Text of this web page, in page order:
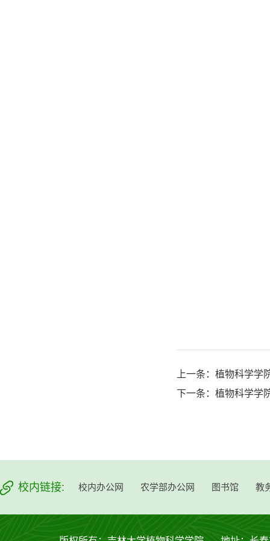
上一条： 植物科学学
下一条： 植物科学学
校内链接: 校内办公网 农学部办公网 图书馆 教